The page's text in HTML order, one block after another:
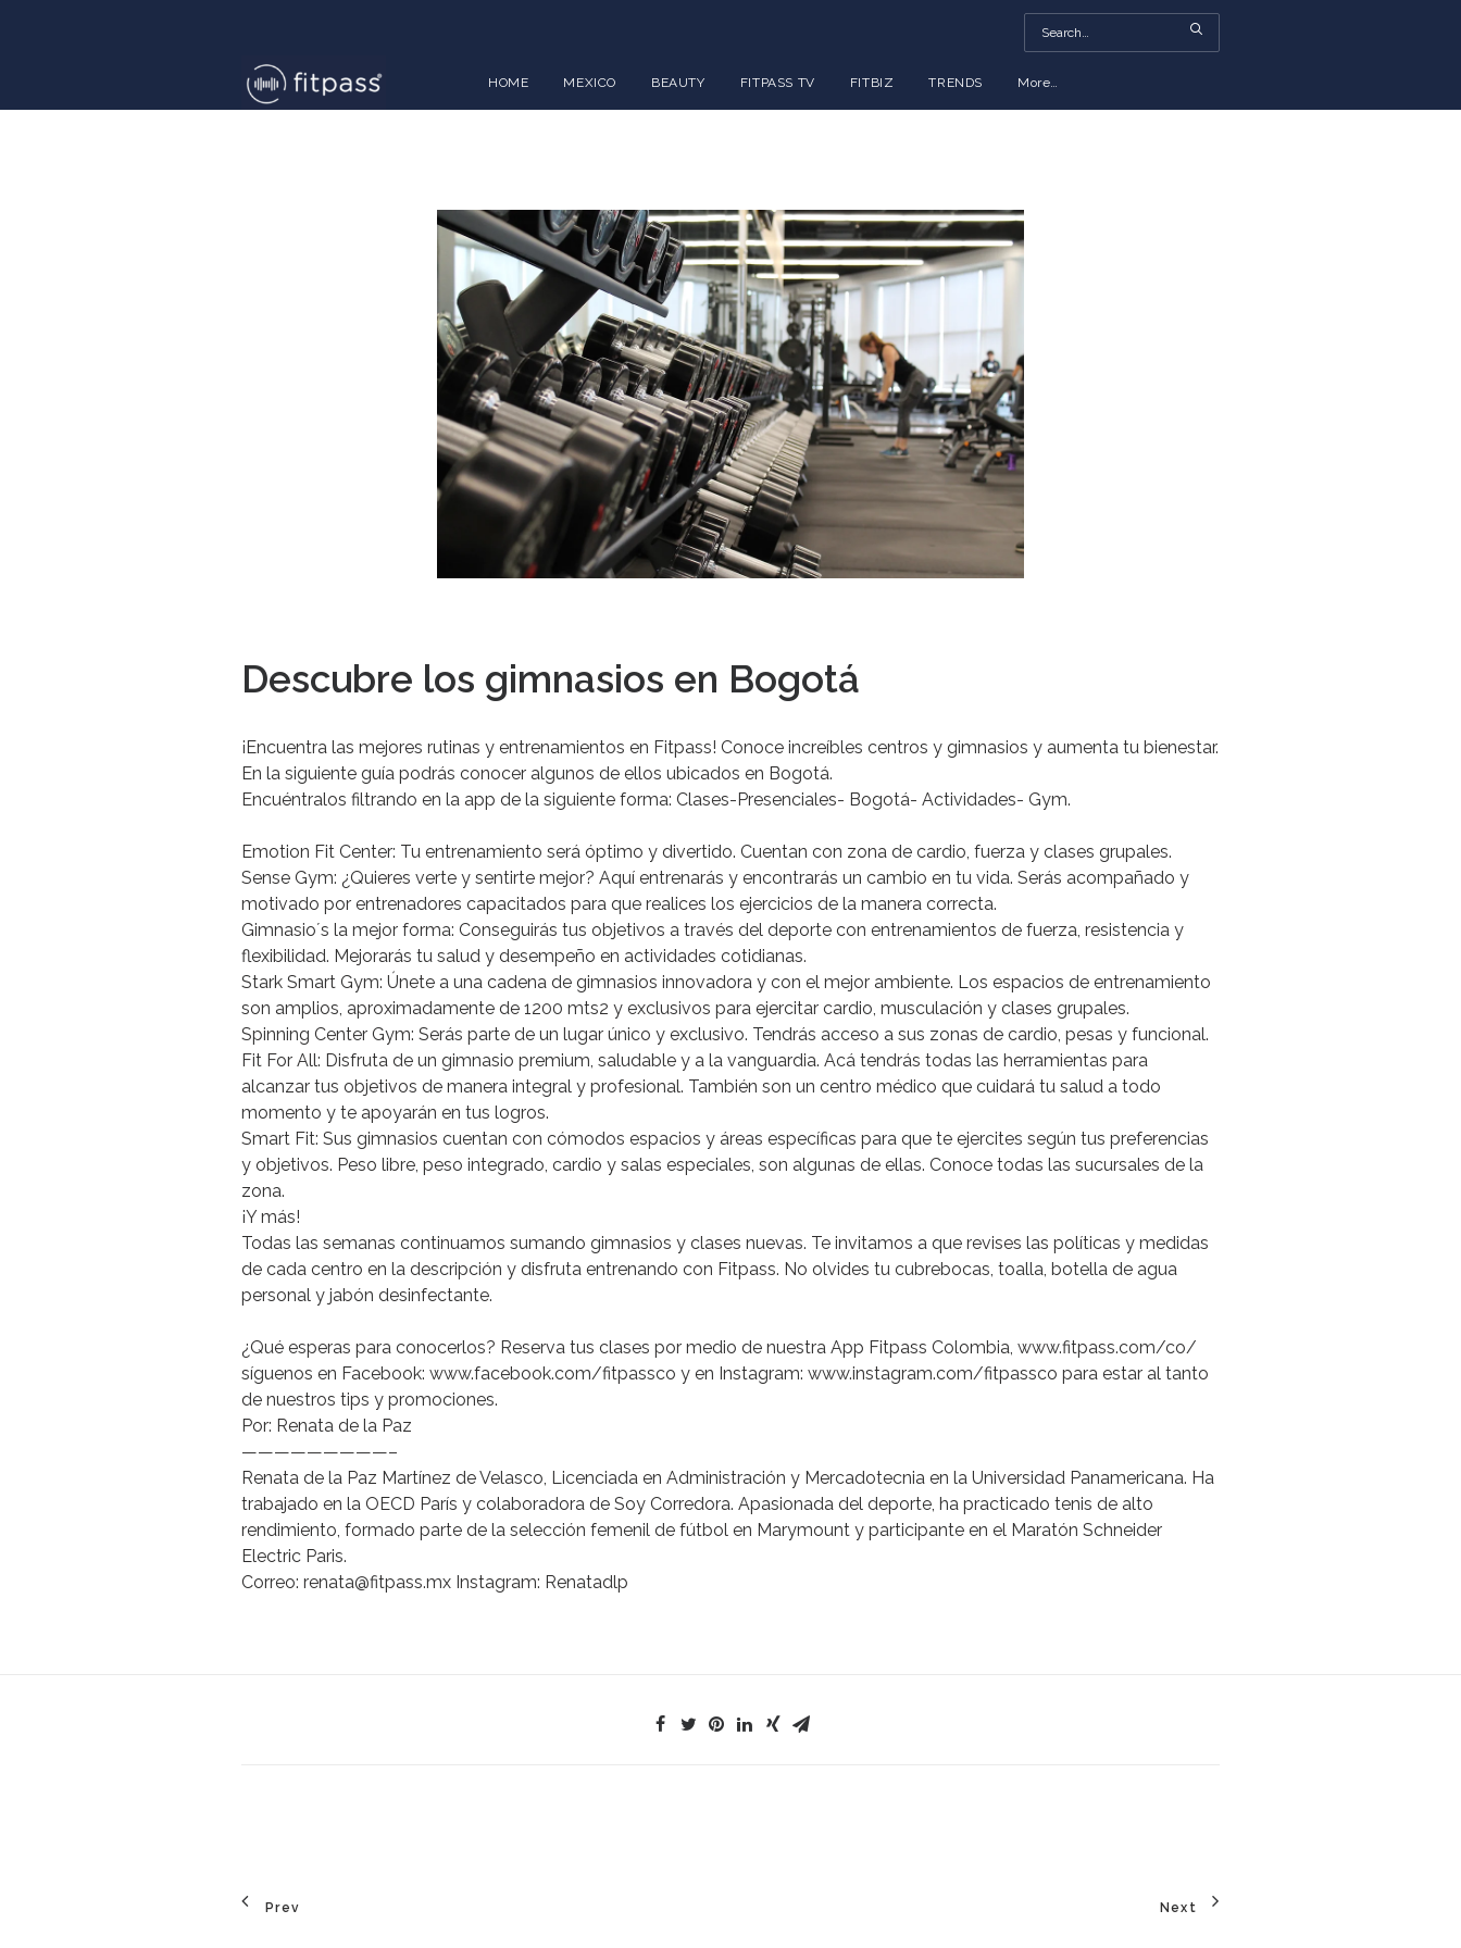
HOME MEXICO BEAUTY FITPASS TV FITBIZ TRENDS More…
Descubre los gimnasios en Bogotá
¡Encuentra las mejores rutinas y entrenamientos en Fitpass! Conoce increíbles centros y gimnasios y aumenta tu bienestar.
En la siguiente guía podrás conocer algunos de ellos ubicados en Bogotá.
Encuéntralos filtrando en la app de la siguiente forma: Clases-Presenciales- Bogotá- Actividades- Gym.
Emotion Fit Center: Tu entrenamiento será óptimo y divertido. Cuentan con zona de cardio, fuerza y clases grupales.
Sense Gym: ¿Quieres verte y sentirte mejor? Aquí entrenarás y encontrarás un cambio en tu vida. Serás acompañado y
motivado por entrenadores capacitados para que realices los ejercicios de la manera correcta.
Gimnasio´s la mejor forma: Conseguirás tus objetivos a través del deporte con entrenamientos de fuerza, resistencia y
flexibilidad. Mejorarás tu salud y desempeño en actividades cotidianas.
Stark Smart Gym: Únete a una cadena de gimnasios innovadora y con el mejor ambiente. Los espacios de entrenamiento
son amplios, aproximadamente de 1200 mts2 y exclusivos para ejercitar cardio, musculación y clases grupales.
Spinning Center Gym: Serás parte de un lugar único y exclusivo. Tendrás acceso a sus zonas de cardio, pesas y funcional.
Fit For All: Disfruta de un gimnasio premium, saludable y a la vanguardia. Acá tendrás todas las herramientas para
alcanzar tus objetivos de manera integral y profesional. También son un centro médico que cuidará tu salud a todo
momento y te apoyarán en tus logros.
Smart Fit: Sus gimnasios cuentan con cómodos espacios y áreas específicas para que te ejercites según tus preferencias
y objetivos. Peso libre, peso integrado, cardio y salas especiales, son algunas de ellas. Conoce todas las sucursales de la
zona.
¡Y más!
Todas las semanas continuamos sumando gimnasios y clases nuevas. Te invitamos a que revises las políticas y medidas
de cada centro en la descripción y disfruta entrenando con Fitpass. No olvides tu cubrebocas, toalla, botella de agua
personal y jabón desinfectante.
¿Qué esperas para conocerlos? Reserva tus clases por medio de nuestra App Fitpass Colombia, www.fitpass.com/co/
síguenos en Facebook: www.facebook.com/fitpassco y en Instagram: www.instagram.com/fitpassco para estar al tanto
de nuestros tips y promociones.
Por: Renata de la Paz
—————————–
Renata de la Paz Martínez deVelasco, Licenciada en Administración y Mercadotecnia en la Universidad Panamericana. Ha
trabajado en la OECD París y colaboradora de Soy Corredora. Apasionada del deporte, ha practicado tenis de alto
rendimiento, formado parte de la selección femenil de fútbol en Marymount y participante en el Maratón Schneider
Electric Paris.
Correo: renata@fitpass.mx Instagram: Renatadlp
Prev Next